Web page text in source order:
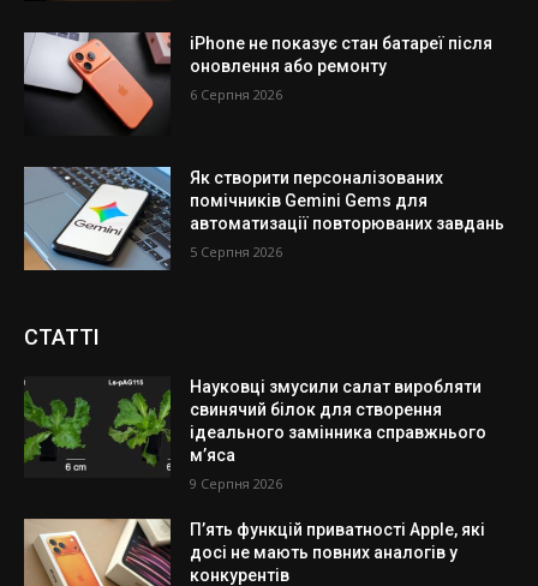
iPhone не показує стан батареї після
оновлення або ремонту
6 Серпня 2026
Як створити персоналізованих
помічників Gemini Gems для
автоматизації повторюваних завдань
5 Серпня 2026
СТАТТІ
Науковці змусили салат виробляти
свинячий білок для створення
ідеального замінника справжнього
м’яса
9 Серпня 2026
П’ять функцій приватності Apple, які
досі не мають повних аналогів у
конкурентів